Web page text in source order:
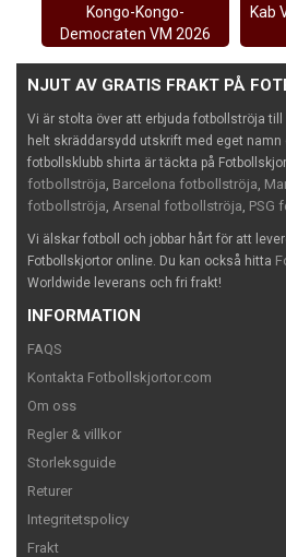
Kongo-Kongo-
Democraten VM 2026
Kab
NJUT AV GRATIS FRAKT PÅ
Vi är stolta över att erbjuda fotbollströja
helt skräddarsydd utskrift med eget namn
fotbollsklubb shirta är täckta på
fotbollströja, Barcelona fotbollströja,
fotbollströja, Arsenal fotbollströja, PSG
Vi älskar fotboll och jobbar hårt för att
Fotbollskjortor online. Du kan också hitta
Worldwide leverans och fri frakt!
INFORMATION
FAQS
Kontakta Fotbollskjortor.com
Om oss
Regler & villkor
Storleksguide
Returer
Integritetspolicy
Frakt